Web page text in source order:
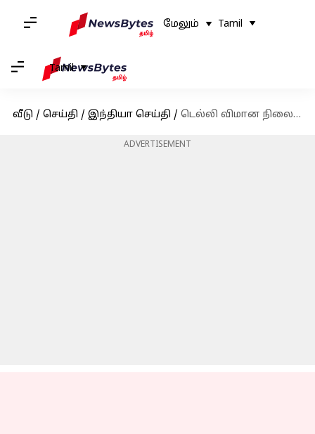
மேலும் Tamil
Tamil
வீடு / செய்தி / இந்தியா செய்தி / டெல்லி விமான நிலைய பயணிகள் DigiYatraவை பதிவிறக்கம் செய்யாமலேயே இனி பயன்படுத்தலாம்
ADVERTISEMENT